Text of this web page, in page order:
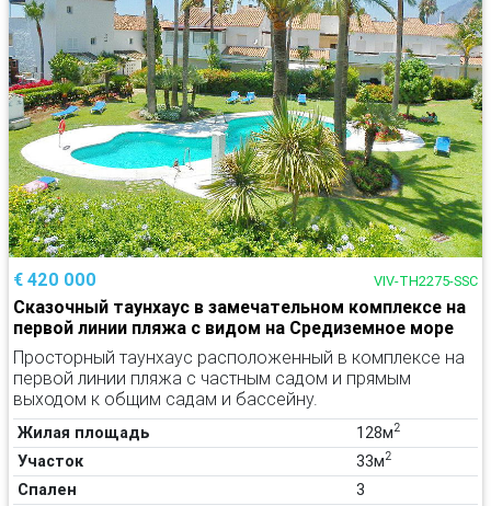
€ 420 000 VIV-TH2275-SSC
Сказочный таунхаус в замечательном комплексе на
первой линии пляжа с видом на Средиземное море
Просторный таунхаус расположенный в комплексе на
первой линии пляжа с частным садом и прямым
выходом к общим садам и бассейну.
Жилая площадь 128м2
Участок 33м2
Спален
3